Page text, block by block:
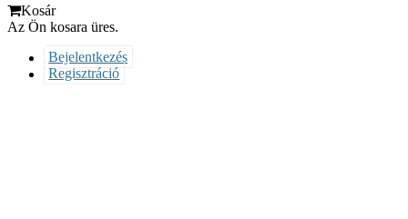
Kosár
Az Ön kosara üres.
Bejelentkezés
Regisztráció